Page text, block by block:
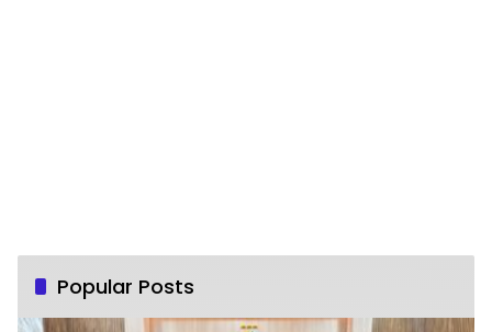
Popular Posts